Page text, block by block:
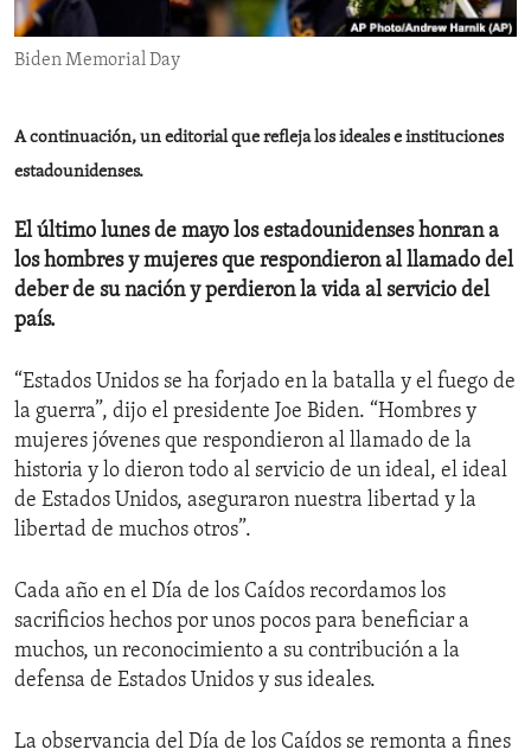
ENVIRONMENT AND HEALTH
IDEALS AND INSTITUTIONS
Biden Memorial Day
A continuación, un editorial que refleja los ideales e instituciones
estadounidenses.
El último lunes de mayo los estadounidenses honran a
los hombres y mujeres que respondieron al llamado del
deber de su nación y perdieron la vida al servicio del
país.
“Estados Unidos se ha forjado en la batalla y el fuego de
la guerra”, dijo el presidente Joe Biden. “Hombres y
mujeres jóvenes que respondieron al llamado de la
historia y lo dieron todo al servicio de un ideal, el ideal
de Estados Unidos, aseguraron nuestra libertad y la
libertad de muchos otros”.
Cada año en el Día de los Caídos recordamos los
sacrificios hechos por unos pocos para beneficiar a
muchos, un reconocimiento a su contribución a la
defensa de Estados Unidos y sus ideales.
La observancia del Día de los Caídos se remonta a fines